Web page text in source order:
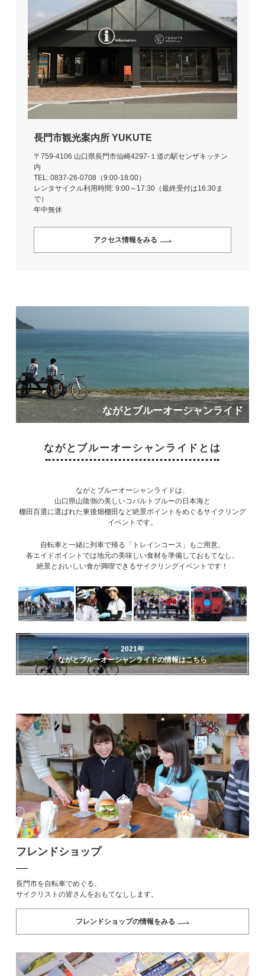
長門市観光案内所 YUKUTE
〒759-4106 山口県長門市仙崎4297-１道の駅センザキッチン
内
TEL: 0837-26-0708（9:00-18:00）
レンタサイクル利用時間: 9:00～17:30（最終受付は16:30ま
で）
年中無休
アクセス情報をみる
ながとブルーオーシャンライド
ながとブルーオーシャンライドとは
ながとブルーオーシャンライドは、
山口県山陰側の美しいコバルトブルーの日本海と
棚田百選に選ばれた東後畑棚田など絶景ポイントをめぐるサイクリング
イベントです。
自転車と一緒に列車で帰る「トレインコース」もご用意。
各エイドポイントでは地元の美味しい食材を準備しておもてなし。
絶景とおいしい食が満喫できるサイクリングイベントです！
2021年
ながとブルーオーシャンライドの情報はこちら
フレンドショップ
長門市を自転車でめぐる、
サイクリストの皆さんをおもてなしします。
フレンドショップの情報をみる